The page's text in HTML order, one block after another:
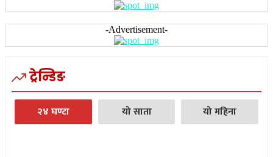
-Advertisement-
ट्रेन्डिङ
२४ घण्टा यो साता यो महिना